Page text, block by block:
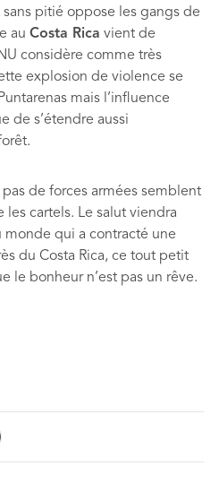
pitié oppose les gangs de
au Costa Rica vient de
considère comme très
explosion de violence se
mais l’influence
de s’étendre aussi
de forces armées semblent
cartels. Le salut viendra
qui a contracté une
du Costa Rica, ce tout petit
le bonheur n’est pas un rêve.